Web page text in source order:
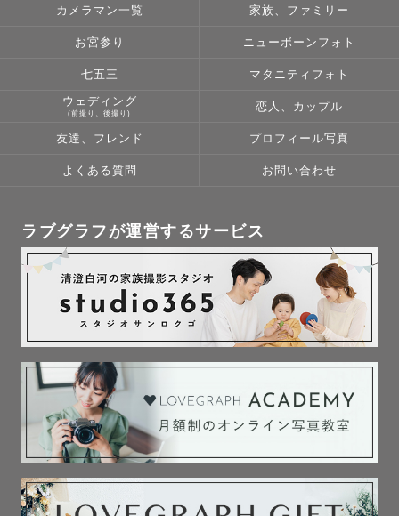
🥇ラブグラフ上位20％カメラマン
⭐️ゲスト満足度　平均評価5.0☆☆☆☆☆(MAX)
🙇指名率90％以上
🤱ナチュラルニューボーン認定フォトグラファー
👶お宮参り認定フォトグラファー
👘七五三認定フォトグラファー
💐ウエディング認定フォトグラファー
👨‍❤️‍💋‍👨LGBTQ＋フレンドリー認定フォトグラファー
💒和装婚礼前撮り大歓迎！多数経験あります
和装婚礼衣装（お着物）レンタルは格安価格でご案内が可
能です。
撮影小物もお貸し出し可能です！（和傘・緋毛氈）
カメラマン一覧 家族、ファミリー
お宮参り ニューボーンフォト
七五三 マタニティフォト
ウェディング
(前撮り、後撮り)
恋人、カップル
友達、フレンド プロフィール写真
よくある質問 お問い合わせ
ラブグラフが運営するサービス